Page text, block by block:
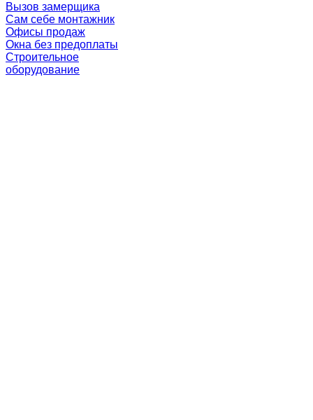
Вызов замерщика
Сам себе монтажник
Офисы продаж
Окна без предоплаты
Строительное
оборудование